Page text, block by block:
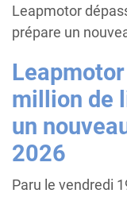
Leapmotor
prépare un
million de
un
2026
Paru le vendredi